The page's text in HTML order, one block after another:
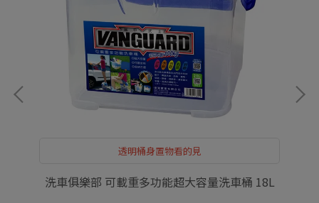
透明桶身置物看的見
洗車俱樂部 可載重多功能超大容量洗車桶 18L